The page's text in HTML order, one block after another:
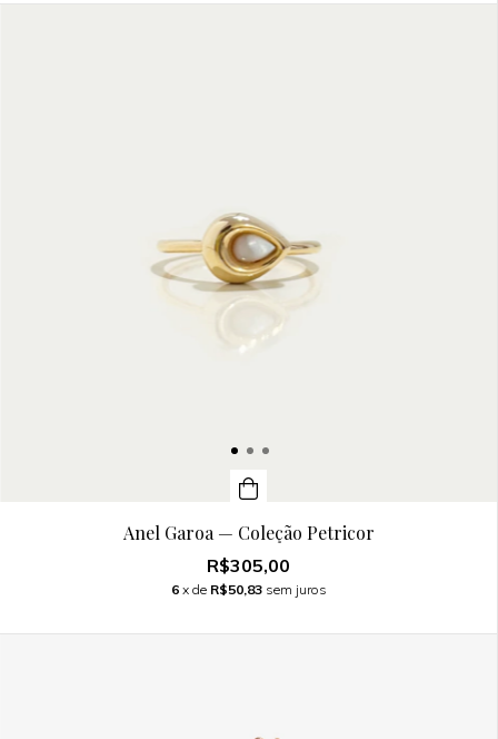
Anel Garoa — Coleção Petricor
R$305,00
6 x de R$50,83 sem juros